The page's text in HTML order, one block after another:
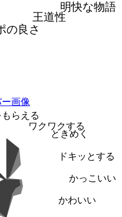
明快な物語
王道性
の良さ
らえる
ワクワクする
ときめく
ドキッとする
かっこいい
かわいい